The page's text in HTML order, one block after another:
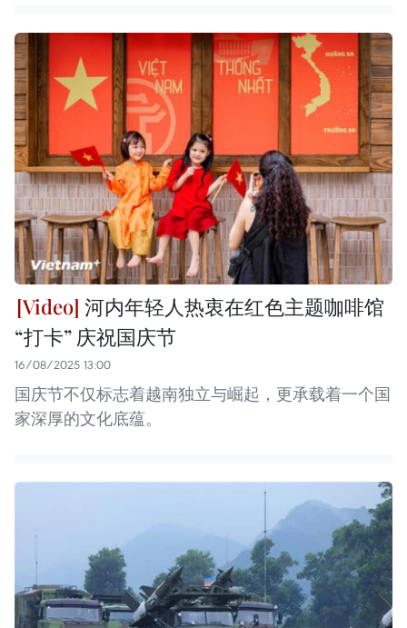
河内年轻人热衷在红色主题咖啡馆
“打卡” 庆祝国庆节
16/08/2025 13:00
国庆节不仅标志着越南独立与崛起，更承载着一个国
家深厚的文化底蕴。